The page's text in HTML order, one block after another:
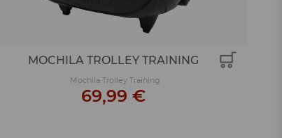
MOCHILA TROLLEY TRAINING
Mochila Trolley Training
69,99 €